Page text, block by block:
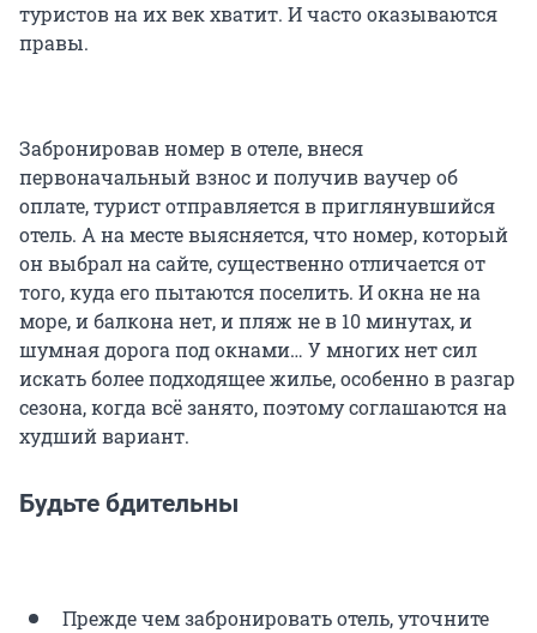
туристов на их век хватит. И часто оказываются
правы.
Забронировав номер в отеле, внеся
первоначальный взнос и получив ваучер об
оплате, турист отправляется в приглянувшийся
отель. А на месте выясняется, что номер, который
он выбрал на сайте, существенно отличается от
того, куда его пытаются поселить. И окна не на
море, и балкона нет, и пляж не в 10 минутах, и
шумная дорога под окнами… У многих нет сил
искать более подходящее жилье, особенно в разгар
сезона, когда всё занято, поэтому соглашаются на
худший вариант.
Будьте бдительны
Прежде чем забронировать отель, уточните